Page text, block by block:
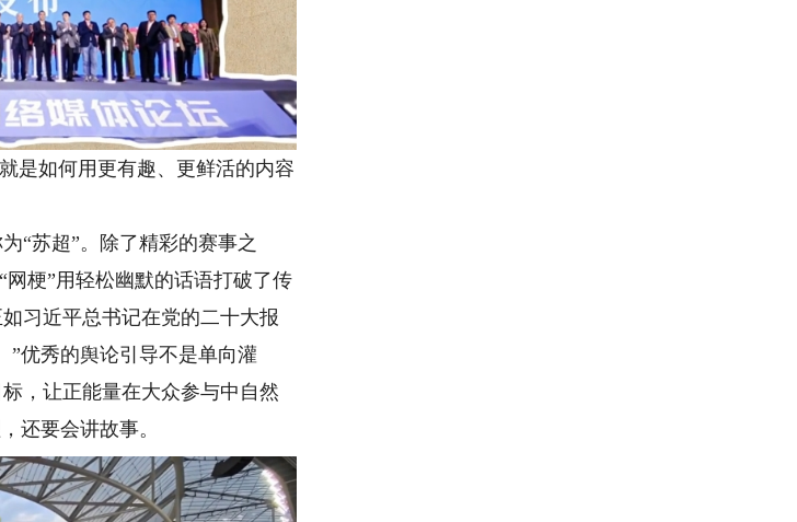
如何用更有趣、更鲜活的内容
苏超”。除了精彩的赛事之
梗”用轻松幽默的话语打破了传
习近平总书记在党的二十大报
”优秀的舆论引导不是单向灌
，让正能量在大众参与中自然
还要会讲故事。